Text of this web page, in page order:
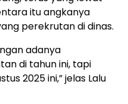
itu angkanya
perekrutan di dinas.
adanya
di tahun ini, tapi
2025 ini,” jelas Lalu